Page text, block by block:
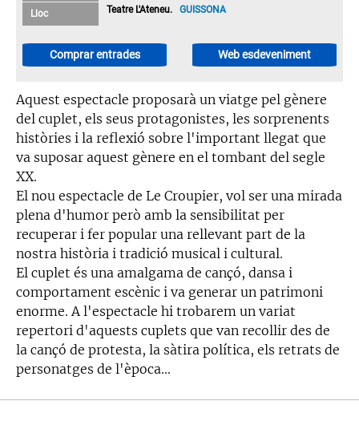
Lloc Teatre L'Ateneu.GUISSONA
Comprar entrades Web esdeveniment
Aquest espectacle proposarà un viatge pel gènere
del cuplet, els seus protagonistes, les sorprenents
històries i la reflexió sobre l'important llegat que
va suposar aquest gènere en el tombant del segle
XX.
El nou espectacle de Le Croupier, vol ser una mirada
plena d'humor però amb la sensibilitat per
recuperar i fer popular una rellevant part de la
nostra història i tradició musical i cultural.
El cuplet és una amalgama de cançó, dansa i
comportament escènic i va generar un patrimoni
enorme. A l'espectacle hi trobarem un variat
repertori d'aquests cuplets que van recollir des de
la cançó de protesta, la sàtira política, els retrats de
personatges de l'època...